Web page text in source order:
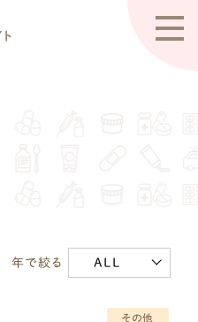
年で絞る ALL
その他